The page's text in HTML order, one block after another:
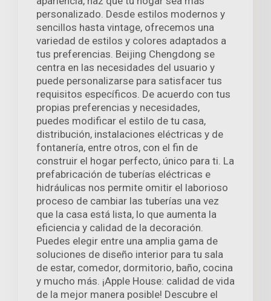
personalizado. Desde estilos modernos y
sencillos hasta vintage, ofrecemos una
variedad de estilos y colores adaptados a
tus preferencias. Beijing Chengdong se
centra en las necesidades del usuario y
puede personalizarse para satisfacer tus
requisitos específicos. De acuerdo con tus
propias preferencias y necesidades,
puedes modificar el estilo de tu casa,
distribución, instalaciones eléctricas y de
fontanería, entre otros, con el fin de
construir el hogar perfecto, único para ti. La
prefabricación de tuberías eléctricas e
hidráulicas nos permite omitir el laborioso
proceso de cambiar las tuberías una vez
que la casa está lista, lo que aumenta la
eficiencia y calidad de la decoración.
Puedes elegir entre una amplia gama de
soluciones de diseño interior para tu sala
de estar, comedor, dormitorio, baño, cocina
y mucho más. ¡Apple House: calidad de vida
de la mejor manera posible! Descubre el